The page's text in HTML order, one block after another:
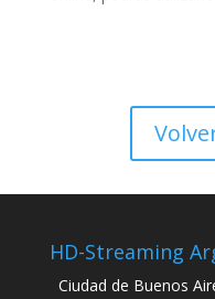
HD-Streaming
Ciudad de Buenos